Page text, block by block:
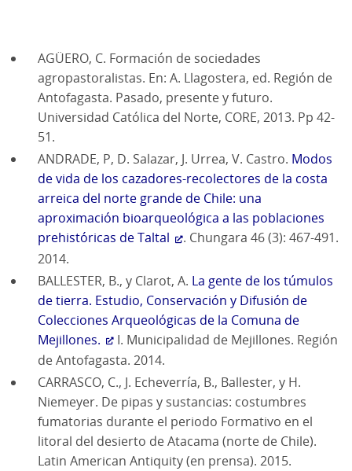
AGÜERO, C. Formación de sociedades
agropastoralistas. En: A. Llagostera, ed. Región de
Antofagasta. Pasado, presente y futuro.
Universidad Católica del Norte, CORE, 2013. Pp 42-
51.
ANDRADE, P, D. Salazar, J. Urrea, V. Castro. Modos
de vida de los cazadores-recolectores de la costa
arreica del norte grande de Chile: una
aproximación bioarqueológica a las poblaciones
prehistóricas de Taltal
. Chungara 46 (3): 467-491.
2014.
BALLESTER, B., y Clarot, A. La gente de los túmulos
de tierra. Estudio, Conservación y Difusión de
Colecciones Arqueológicas de la Comuna de
Mejillones.
I. Municipalidad de Mejillones. Región
de Antofagasta. 2014.
CARRASCO, C., J. Echeverría, B., Ballester, y H.
Niemeyer. De pipas y sustancias: costumbres
fumatorias durante el periodo Formativo en el
litoral del desierto de Atacama (norte de Chile).
Latin American Antiquity (en prensa). 2015.